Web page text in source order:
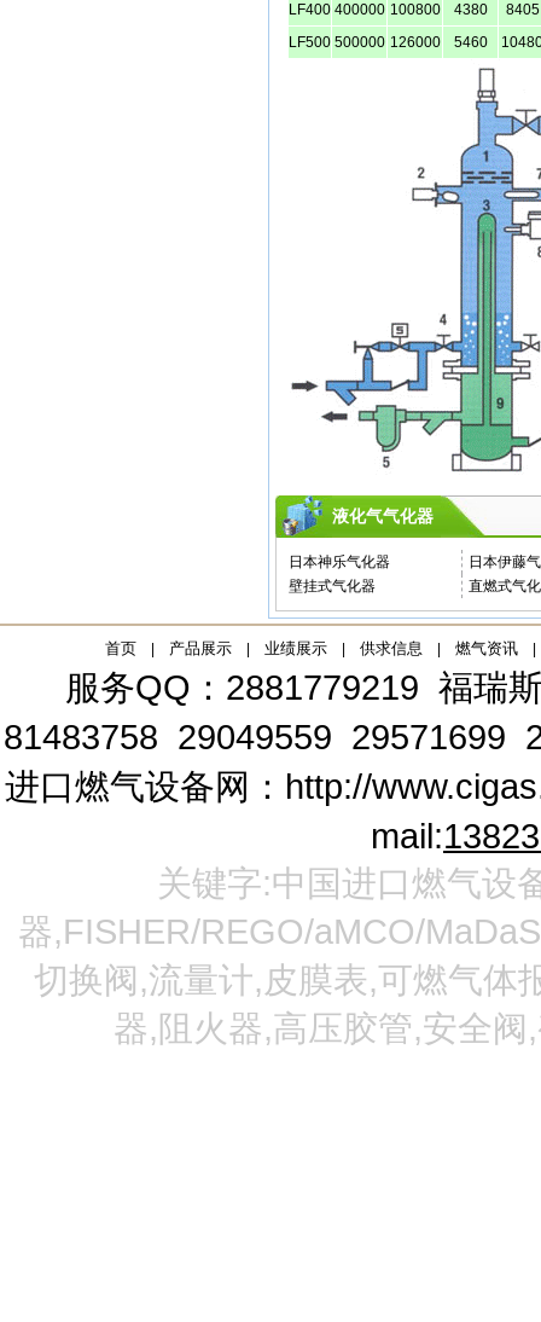
LF400 400000 100800 4380
8405
LF500 500000 126000 5460
液化气气化器
日本神乐气化器
日本伊藤
壁挂式气化器
直燃式气
首页 产品展示 业绩展示 供求信息 燃气资讯
服务QQ：2881779219 福瑞
81483758 29049559 29571699
进口燃气设备网： http://
mail:
关键字:中国进口燃气设
器,FISHER/REGO/aMCO/
切换阀,流量计,皮膜表,可燃气体
器,阻火器,高压胶管,安全